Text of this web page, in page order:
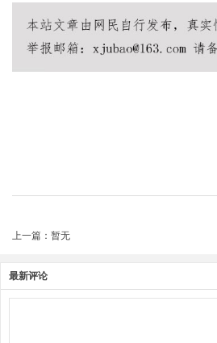
上一篇：暂无
最新评论